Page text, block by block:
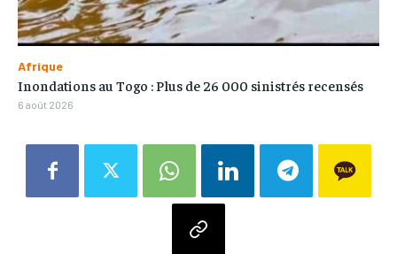
Afrique
Inondations au Togo : Plus de 26 000 sinistrés recensés
6 août 2026